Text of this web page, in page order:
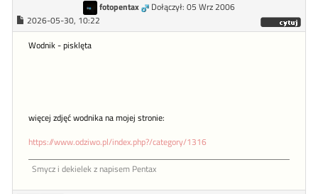
fotopentax
Dołączył: 05 Wrz 2006
2026-05-30, 10:22
Wodnik - pisklęta
więcej zdjęć wodnika na mojej stronie:
https://www.odziwo.pl/index.php?/category/1316
Smycz i dekielek z napisem Pentax